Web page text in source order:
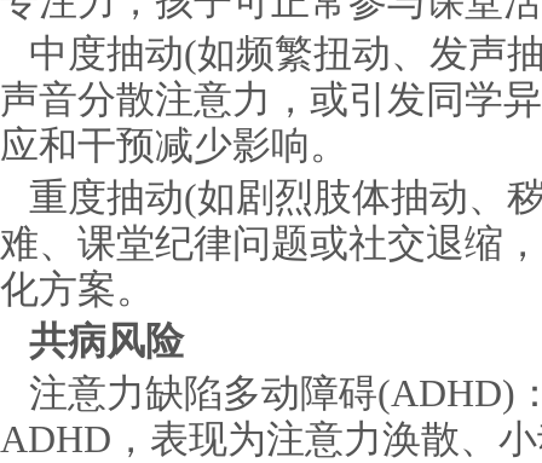
中度抽动(如频繁扭动、发声
声音分散注意力，或引发同学
应和干预减少影响。
重度抽动(如剧烈肢体抽动、
难、课堂纪律问题或社交退缩
化方案。
共病风险
注意力缺陷多动障碍(ADHD)
ADHD，表现为注意力涣散、